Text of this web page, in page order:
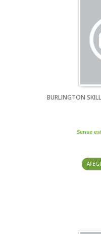
BURLINGTON
Sense